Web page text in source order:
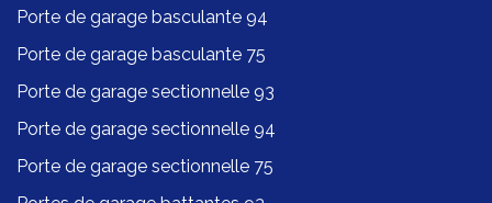
Porte de garage basculante 94
Porte de garage basculante 75
Porte de garage sectionnelle 93
Porte de garage sectionnelle 94
Porte de garage sectionnelle 75